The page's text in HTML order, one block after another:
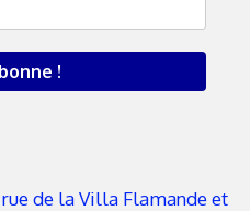
de la Villa Flamande et